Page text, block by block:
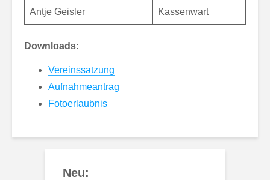
Antje Geisler Kassenwart
Downloads:
Vereinssatzung
Aufnahmeantrag
Fotoerlaubnis
Neu: